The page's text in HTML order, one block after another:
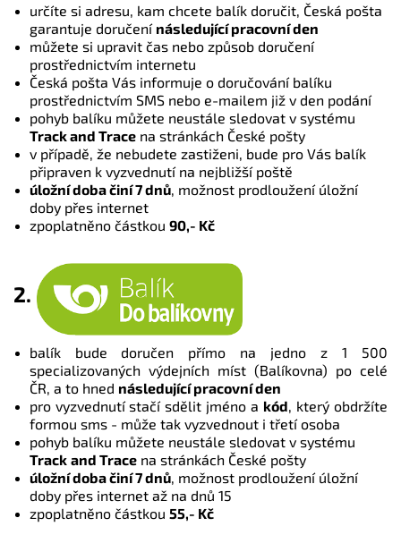
určíte si adresu, kam chcete balík doručit, Česká pošta
garantuje doručení následující pracovní den
můžete si upravit čas nebo způsob doručení
prostřednictvím internetu
Česká pošta Vás informuje o doručování balíku
prostřednictvím SMS nebo e-mailem již v den podání
pohyb balíku můžete neustále sledovat v systému
Track and Tracena stránkách České pošty
v případě, že nebudete zastiženi, bude pro Vás balík
připraven k vyzvednutí na nejbližší poště
úložní doba činí 7 dnů, možnost prodloužení úložní
doby přes internet
zpoplatněno částkou 90,- Kč
2.
balík bude doručen přímo na jedno z 1 500
specializovaných výdejních míst (Balíkovna) po celé
ČR, a to hned následující pracovní den
pro vyzvednutí stačí sdělit jméno a kód, který obdržíte
formou sms - může tak vyzvednout i třetí osoba
pohyb balíku můžete neustále sledovat v systému
Track and Tracena stránkách České pošty
úložní doba činí 7 dnů, možnost prodloužení úložní
doby přes internet až na dnů 15
zpoplatněno částkou 55,- Kč